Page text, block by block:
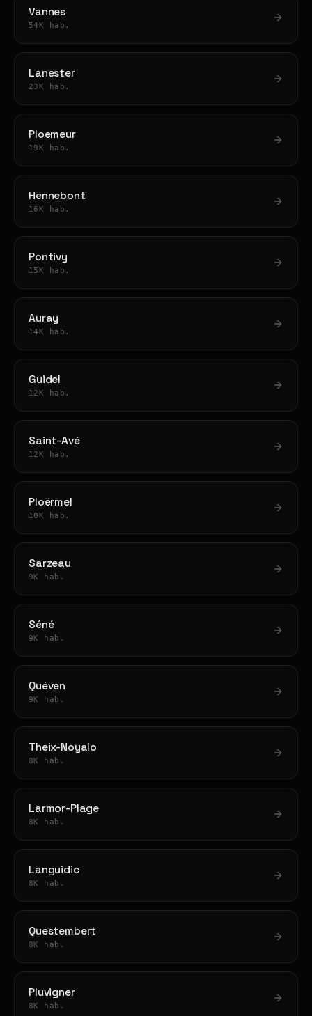
Vannes
54K hab.
Lanester
23K hab.
Ploemeur
19K hab.
Hennebont
16K hab.
Pontivy
15K hab.
Auray
14K hab.
Guidel
12K hab.
Saint-Avé
12K hab.
Ploërmel
10K hab.
Sarzeau
9K hab.
Séné
9K hab.
Quéven
9K hab.
Theix-Noyalo
8K hab.
Larmor-Plage
8K hab.
Languidic
8K hab.
Questembert
8K hab.
Pluvigner
8K hab.